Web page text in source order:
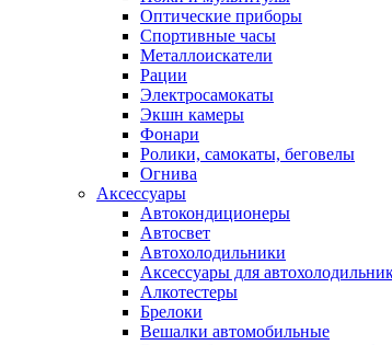
Оптические приборы
Спортивные часы
Металлоискатели
Рации
Электросамокаты
Экшн камеры
Фонари
Ролики, самокаты, беговелы
Огнива
Аксессуары
Автокондиционеры
Aвтосвет
Автохолодильники
Аксессуары для
Алкотестеры
Брелоки
Вешалки автомобильные